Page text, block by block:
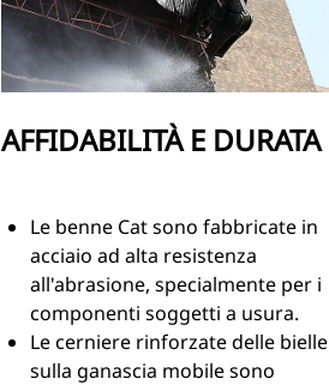
AFFIDABILITÀ E DURATA
Le benne Cat sono fabbricate in
acciaio ad alta resistenza
all'abrasione, specialmente per i
componenti soggetti a usura.
Le cerniere rinforzate delle bielle
sulla ganascia mobile sono